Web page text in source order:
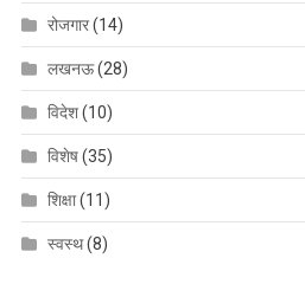
रोजगार(14)
लखनऊ(28)
विदेश(10)
विशेष(35)
शिक्षा(11)
स्वस्थ(8)